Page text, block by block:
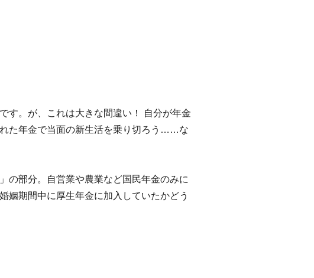
す。が、これは大きな間違い！ 自分が年金
た年金で当面の新生活を乗り切ろう……な
の部分。自営業や農業など国民年金のみに
姻期間中に厚生年金に加入していたかどう